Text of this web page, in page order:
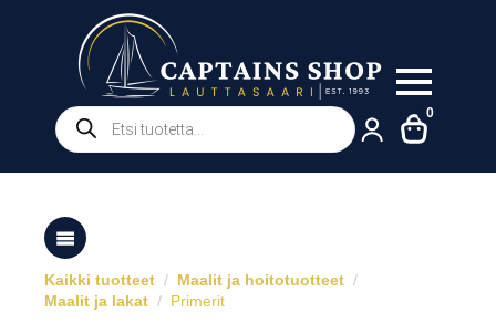
Products
search
0
Kaikki tuotteet
Maalit ja hoitotuotteet
Maalit ja lakat
Primerit